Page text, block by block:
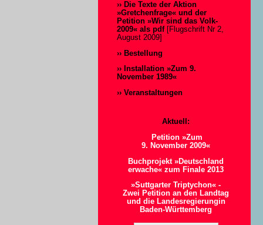
›› Die Texte der Aktion
»Gretchenfrage« und der
Petition »Wir sind das Volk-
2009« als pdf[Flugschrift Nr 2,
August 2009]
›› Bestellung
›› Installation »Zum 9.
November 1989«
›› Veranstaltungen
Aktuell:
Petition »Zum
9. November 2009«
Buchprojekt »Deutschland
erwache« zum Finale 2013
»Suttgarter Triptychon« -
Zwei Petition an den Landtag
und die Landesregierungin
Baden-Württemberg